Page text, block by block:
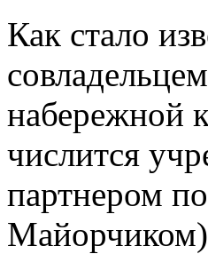
Как стало
набережной
числится
партнером